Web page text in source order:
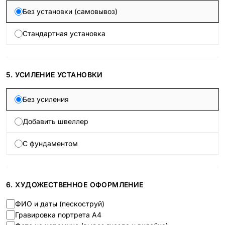
Без установки (самовывоз)
Стандартная установка
5. УСИЛЕНИЕ УСТАНОВКИ
Без усиления
Добавить швеллер
С фундаментом
6. ХУДОЖЕСТВЕННОЕ ОФОРМЛЕНИЕ
ФИО и даты (пескоструй)
Гравировка портрета А4